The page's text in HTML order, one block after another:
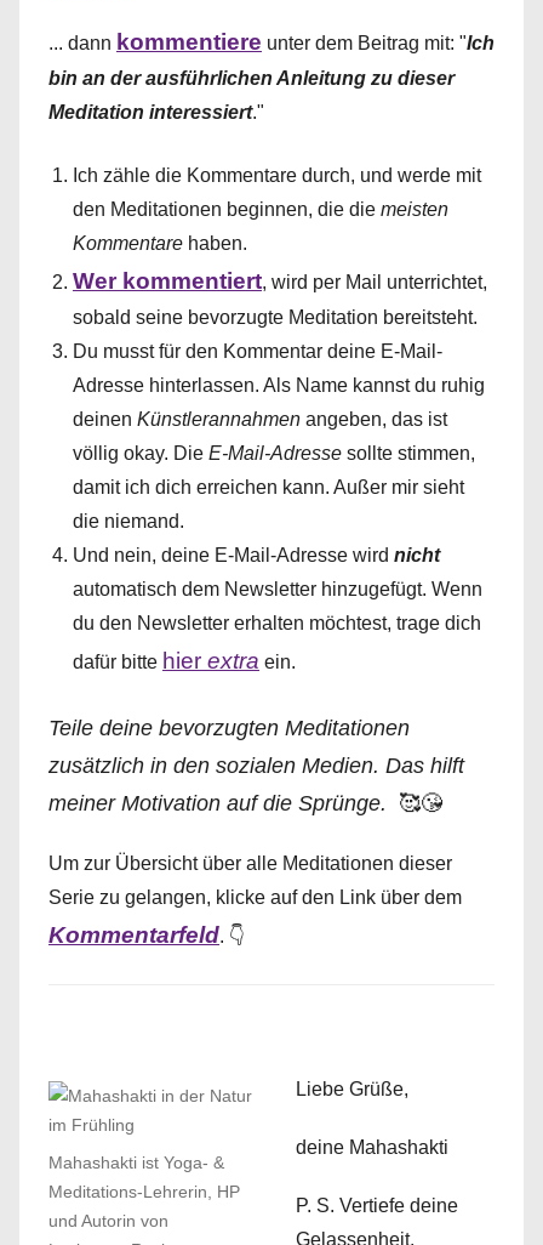
... dann kommentiere unter dem Beitrag mit: "Ich
bin an der ausführlichen Anleitung zu dieser
Meditation interessiert."
Ich zähle die Kommentare durch, und werde mit
den Meditationen beginnen, die die meisten
Kommentare haben.
Wer kommentiert, wird per Mail unterrichtet,
sobald seine bevorzugte Meditation bereitsteht.
Du musst für den Kommentar deine E-Mail-
Adresse hinterlassen. Als Name kannst du ruhig
deinen Künstlerannahmen angeben, das ist
völlig okay. Die E-Mail-Adresse sollte stimmen,
damit ich dich erreichen kann. Außer mir sieht
die niemand.
Und nein, deine E-Mail-Adresse wird nicht
automatisch dem Newsletter hinzugefügt. Wenn
du den Newsletter erhalten möchtest, trage dich
dafür bitte hier extra ein.
Teile deine bevorzugten Meditationen
zusätzlich in den sozialen Medien. Das hilft
meiner Motivation auf die Sprünge. 🥰😘
Um zur Übersicht über alle Meditationen dieser
Serie zu gelangen, klicke auf den Link über dem
Kommentarfeld. 👇
Mahashakti ist Yoga- &
Meditations-Lehrerin, HP
und Autorin von
Liebe Grüße,
deine Mahashakti
P. S. Vertiefe deine
Gelassenheit.